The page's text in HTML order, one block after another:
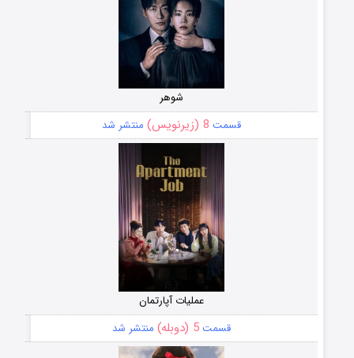
شوهر
قسمت 8 (زیرنویس) منتشر شد
عملیات آپارتمان
قسمت5 (دوبله) منتشر شد